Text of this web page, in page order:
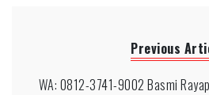
Previous
WA: 0812-3741-9002 Basmi